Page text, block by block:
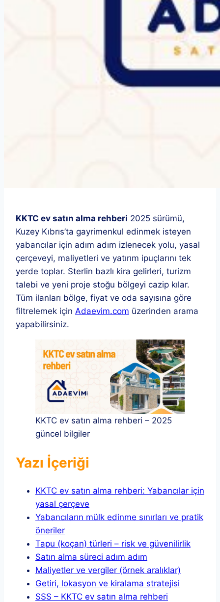
KKTC ev satın alma rehberi 2025 sürümü,
Kuzey Kıbrıs’ta gayrimenkul edinmek isteyen
yabancılar için adım adım izlenecek yolu, yasal
çerçeveyi, maliyetleri ve yatırım ipuçlarını tek
yerde toplar. Sterlin bazlı kira gelirleri, turizm
talebi ve yeni proje stoğu bölgeyi cazip kılar.
Tüm ilanları bölge, fiyat ve oda sayısına göre
filtrelemek için Adaevim.com üzerinden arama
yapabilirsiniz.
KKTC ev satın alma rehberi – 2025
güncel bilgiler
Yazı İçeriği
KKTC ev satın alma rehberi: Yabancılar için
yasal çerçeve
Yabancıların mülk edinme sınırları ve pratik
öneriler
Tapu (koçan) türleri – risk ve güvenilirlik
Satın alma süreci adım adım
Maliyetler ve vergiler (örnek aralıklar)
Getiri, lokasyon ve kiralama stratejisi
SSS – KKTC ev satın alma rehberi